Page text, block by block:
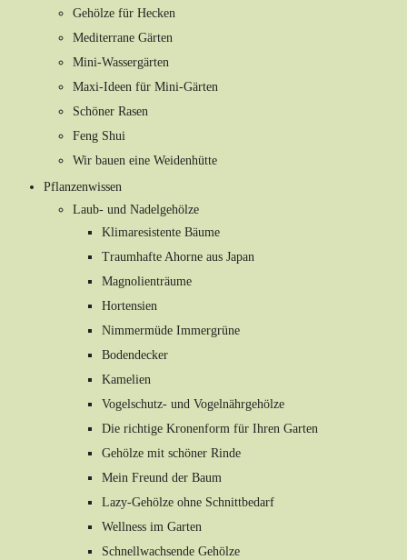
Gehölze für Hecken
Mediterrane Gärten
Mini-Wassergärten
Maxi-Ideen für Mini-Gärten
Schöner Rasen
Feng Shui
Wir bauen eine Weidenhütte
Pflanzenwissen
Laub- und Nadelgehölze
Klimaresistente Bäume
Traumhafte Ahorne aus Japan
Magnolienträume
Hortensien
Nimmermüde Immergrüne
Bodendecker
Kamelien
Vogelschutz- und Vogelnährgehölze
Die richtige Kronenform für Ihren Garten
Gehölze mit schöner Rinde
Mein Freund der Baum
Lazy-Gehölze ohne Schnittbedarf
Wellness im Garten
Schnellwachsende Gehölze